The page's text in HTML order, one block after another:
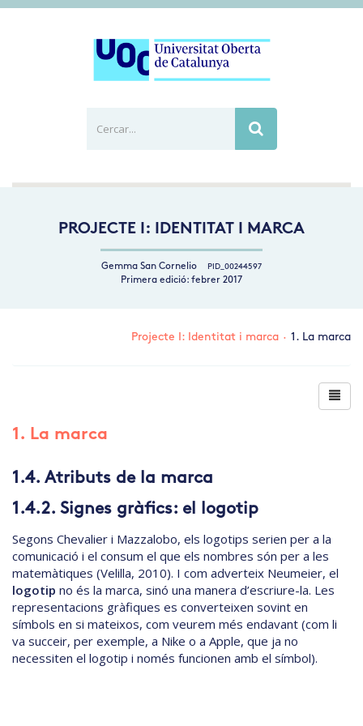
PROJECTE I: IDENTITAT I MARCA
Gemma San Cornelio PID_00244597
Primera edició: febrer 2017
Projecte I: Identitat i marca · 1. La marca
1. La marca
1.4. Atributs de la marca
1.4.2. Signes gràfics: el logotip
Segons Chevalier i Mazzalobo, els logotips serien per a la
comunicació i el consum el que els nombres són per a les
matemàtiques (Velilla, 2010). I com adverteix Neumeier, el
logotip no és la marca, sinó una manera d’escriure-la. Les
representacions gràfiques es converteixen sovint en
símbols en si mateixos, com veurem més endavant (com li
va succeir, per exemple, a Nike o a Apple, que ja no
necessiten el logotip i només funcionen amb el símbol).